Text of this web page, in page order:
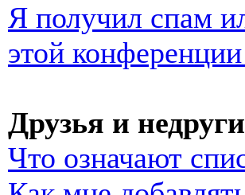
Я получил спам
этой
Друзья и недруги
Что означают